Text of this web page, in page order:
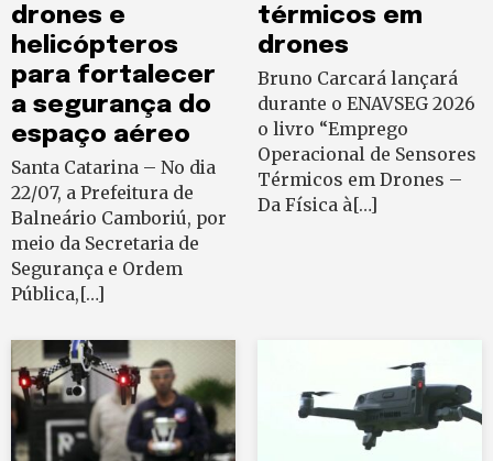
drones e
helicópteros
para fortalecer
a segurança do
espaço aéreo
Santa Catarina – No dia
22/07, a Prefeitura de
Balneário Camboriú, por
meio da Secretaria de
Segurança e Ordem
Pública,[…]
térmicos em
drones
Bruno Carcará lançará
durante o ENAVSEG 2026
o livro “Emprego
Operacional de Sensores
Térmicos em Drones –
Da Física à[…]